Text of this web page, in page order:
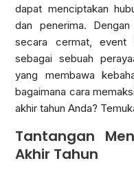
dapat menciptakan
dan penerima.
secara cermat, event
sebagai sebuah
yang membawa
bagaimana cara
akhir tahun Anda?
Tantangan
Akhir Tahun